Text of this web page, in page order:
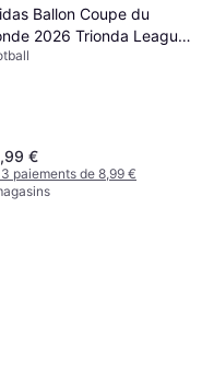
Ballon Coupe du
2026 Trionda League
€
paiements de 8,99 €